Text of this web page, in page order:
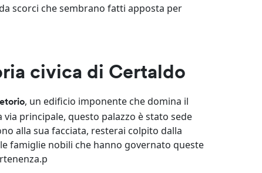
scorci che sembrano fatti apposta per
civica di Certaldo
, un edificio imponente che domina il
principale, questo palazzo è stato sede
alla sua facciata, resterai colpito dalla
famiglie nobili che hanno governato queste